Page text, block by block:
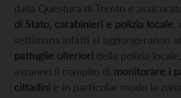
dalla Questura di Trento e
di Stato, carabinieri e polizia locale
settimana infatti si aggiungeranno
pattuglie ulteriori della polizia
avranno il compito di monitorare i
cittadini e in particolar modo la